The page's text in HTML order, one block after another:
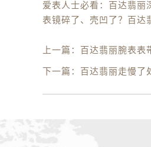
爱表人士必看：百达翡丽
表镜碎了、壳凹了？百达
上一篇： 百达翡丽腕表表
下一篇： 百达翡丽走慢了